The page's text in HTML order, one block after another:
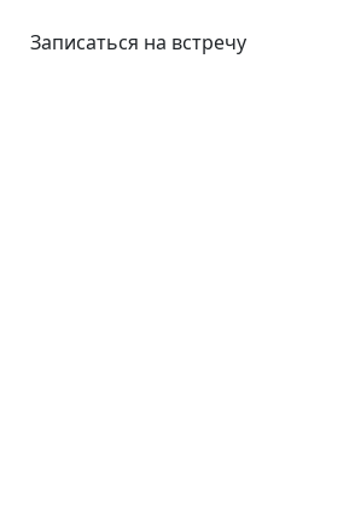
Записаться на встречу